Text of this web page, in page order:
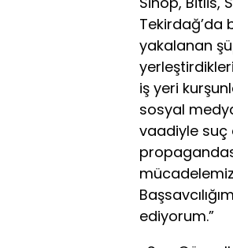
Tekirdağ’da
yakalanan
iş yeri
sosyal
vaadiyle suç
ediyorum.”